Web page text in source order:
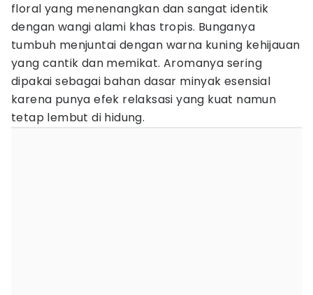
floral yang menenangkan dan sangat identik
dengan wangi alami khas tropis. Bunganya
tumbuh menjuntai dengan warna kuning kehijauan
yang cantik dan memikat. Aromanya sering
dipakai sebagai bahan dasar minyak esensial
karena punya efek relaksasi yang kuat namun
tetap lembut di hidung.